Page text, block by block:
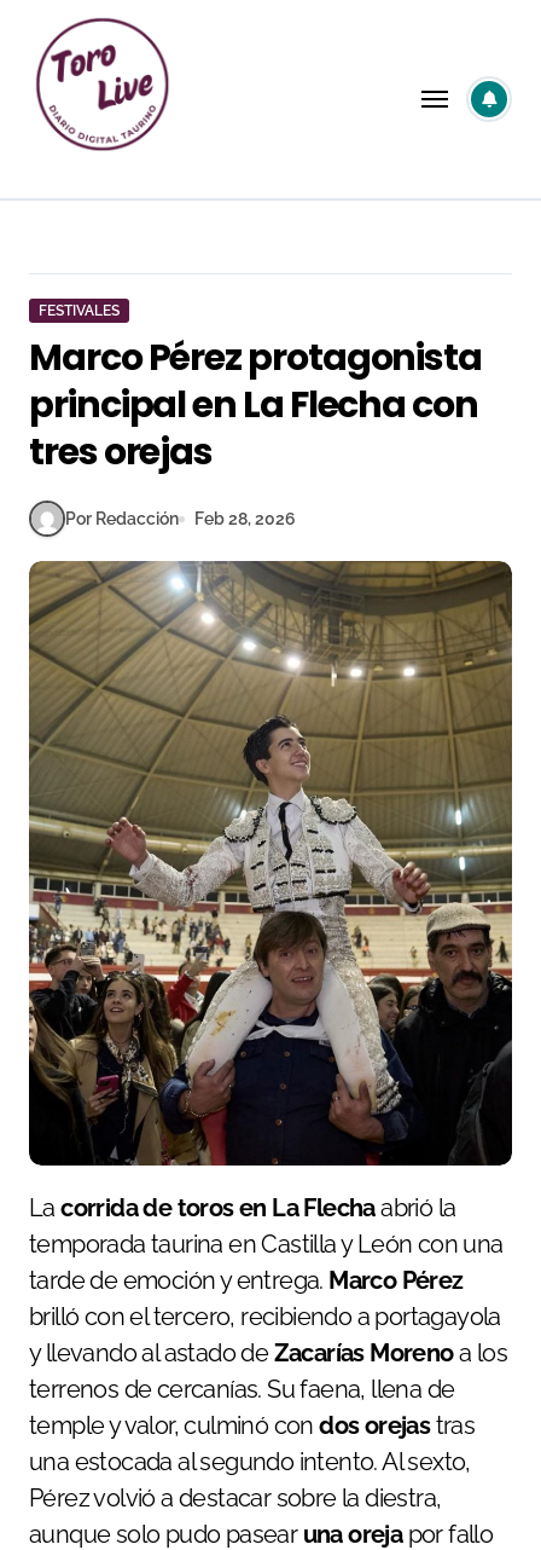
contenido
FESTIVALES
Marco Pérez protagonista
principal en La Flecha con
tres orejas
Por Redacción Feb 28, 2026
Lacorrida de toros en La Flechaabrió la
temporada taurina en Castilla y León con una
tarde de emoción y entrega. Marco Pérez
brilló con el tercero, recibiendo a portagayola
y llevando al astado deZacarías Morenoa los
terrenos de cercanías. Su faena, llena de
temple y valor, culminó condos orejastras
una estocada al segundo intento. Al sexto,
Pérez volvió a destacar sobre la diestra,
aunque solo pudo pasear una orejapor fallo